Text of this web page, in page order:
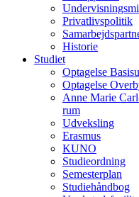
Privatlivspolitik
Historie
Studiet
Optagelse
Optagelse
Anne Marie
rum
Udveksling
Erasmus
KUNO
Studieordning
Semesterplan
Studiehåndbog